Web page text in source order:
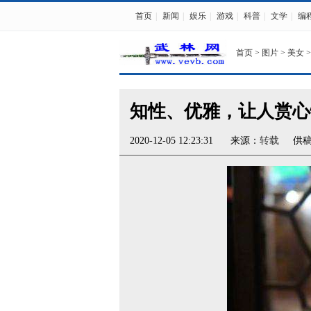
首页 新闻 娱乐 游戏 科普 文学 编
首页 > 图片 > 美女
知性、优雅，让人赏
2020-12-05 12:23:31 来源： 转载 供